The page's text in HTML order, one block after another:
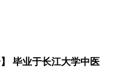
毕业于长江大学中医